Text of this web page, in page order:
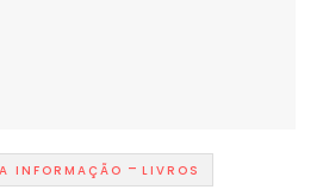
INFORMAÇÃO - LIVROS